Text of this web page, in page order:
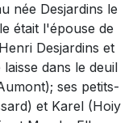
née Desjardins le
était l'épouse de
Desjardins et
dans le deuil
ses petits-
et Karel (Hoiy